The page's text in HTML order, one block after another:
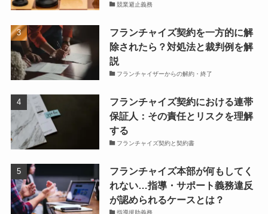
競業避止義務
フランチャイズ契約を一方的に解
除されたら？対処法と裁判例を解
説
フランチャイザーからの解約・終了
フランチャイズ契約における連帯
保証人：その責任とリスクを理解
する
フランチャイズ契約と契約書
フランチャイズ本部が何もしてく
れない…指導・サポート義務違反
が認められるケースとは？
指導援助義務